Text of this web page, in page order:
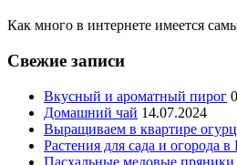
Как много в интернете имеется
Свежие записи
Вкусный и ароматный пирог
Домашний чай 14.07.2024
Выращиваем в квартире
Растения для сада и огорода в
Пасхальные медовые пряники